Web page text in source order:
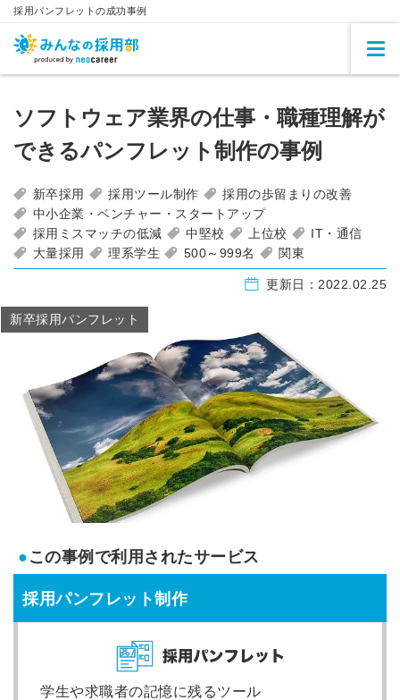
採用パンフレットの成功事例
ソフトウェア業界の仕事・職種理解が
できるパンフレット制作の事例
新卒採用 採用ツール制作
採用の歩留まりの改善
中小企業・ベンチャー・スタートアップ
採用ミスマッチの低減
中堅校 上位校
IT・通信
大量採用
理系学生 500～999名 関東
更新日： 2022.02.25
新卒採用パンフレット
● この事例で利用されたサービス
採用パンフレット制作
学生や求職者の記憶に残るツール